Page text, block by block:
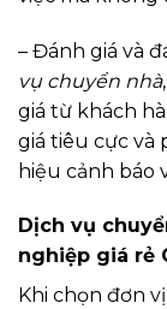
– Đánh giá và
vụ chuyển nhà
giá từ khách
giá tiêu cực và
hiệu cảnh báo
Dịch vụ
nghiệp giá rẻ
Khi chọn đơn vị